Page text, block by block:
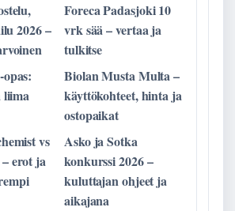
2026 –
Foreca Padasjoki 10
vrk sää – vertaa ja
tulkitse
liima
Biolan Musta Multa –
käyttökohteet, hinta ja
ostopaikat
vs
erot ja
Asko ja Sotka
konkurssi 2026 –
kuluttajan ohjeet ja
aikajana